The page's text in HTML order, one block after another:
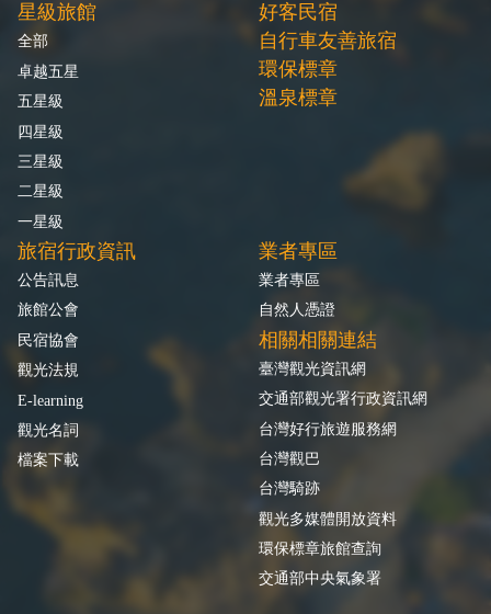
星級旅館
全部
卓越五星
五星級
四星級
三星級
二星級
一星級
好客民宿
自行車友善旅宿
環保標章
溫泉標章
旅宿行政資訊
公告訊息
旅館公會
民宿協會
觀光法規
E-learning
觀光名詞
檔案下載
業者專區
業者專區
自然人憑證
相關相關連結
臺灣觀光資訊網
交通部觀光署行政資訊網
台灣好行旅遊服務網
台灣觀巴
台灣騎跡
觀光多媒體開放資料
環保標章旅館查詢
交通部中央氣象署